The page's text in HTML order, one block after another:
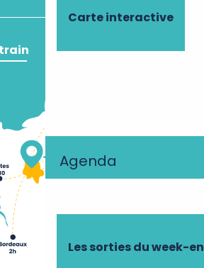
Carte interactive
Agenda
Les sorties du week-
En avion